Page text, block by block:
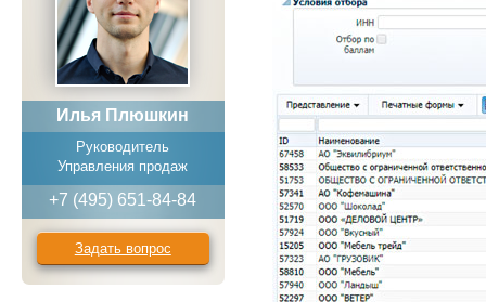
Илья Плюшкин
Руководитель
Управления продаж
+7 (495) 651-84-84
Задать вопрос